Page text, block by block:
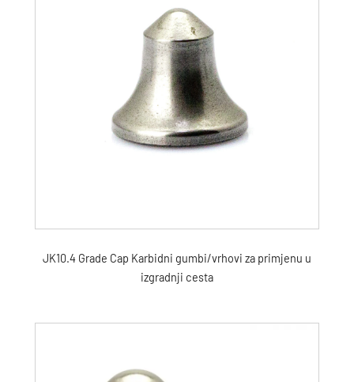
JK10.4 Grade Cap Karbidni gumbi/vrhovi za primjenu u
izgradnji cesta